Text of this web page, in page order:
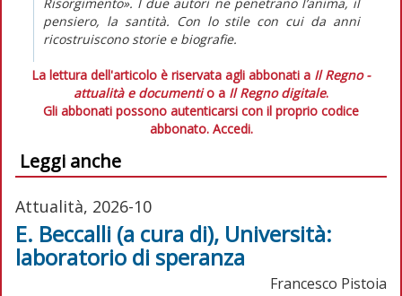
pensiero, la santità. Con lo stile con cui da anni
ricostruiscono storie e biografie.
La lettura dell'articolo è riservata agli abbonati a Il Regno -
attualità e documentio a Il Regno digitale.
Gli abbonati possono autenticarsi con il proprio codice
abbonato. Accedi.
Leggi anche
Attualità, 2026-10
E. Beccalli (a cura di), Università:
laboratorio di speranza
Francesco Pistoia